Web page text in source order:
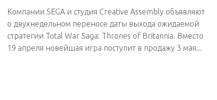
Компании SEGA и студия Creative Assembly объявляют
о двухнедельном переносе даты выхода ожидаемой
стратегии Total War Saga: Thrones of Britannia. Вместо
19 апреля новейшая игра поступит в продажу 3 мая...